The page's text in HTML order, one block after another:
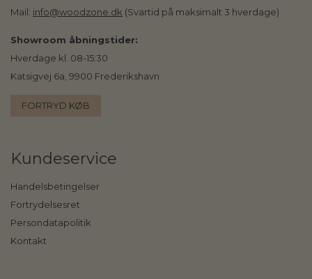
Mail: info@woodzone.dk (Svartid på maksimalt 3 hverdage)
Showroom åbningstider:
Hverdage kl. 08-15:30
Katsigvej 6a, 9900 Frederikshavn
FORTRYD KØB
Kundeservice
Handelsbetingelser
Fortrydelsesret
Persondatapolitik
Kontakt